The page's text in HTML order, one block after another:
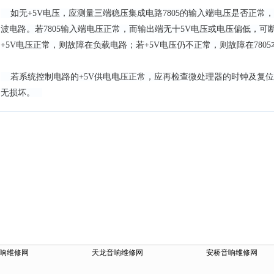
如无+5V电压，应测量三端稳压集成电路7805的输入端电压是否正常
波电路。若7805输入端电压正常，而输出端无十5V电压或电压偏低，可
+5V电压正常，则故障在负载电路；若+5V电压仍不正常，则故障在
若系统控制电路的+5V供电电压正常，应再检查微处理器的时钟及复
无损坏。
维修网 天龙音响维修网 安桥音响维修网